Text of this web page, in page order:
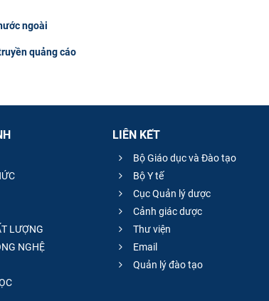
ngoài
quảng cáo
LƯỢNG
NGHỆ
LIÊN KẾT
Bộ Giáo dục và Đào tạo
Bộ Y tế
Cục Quản lý dược
Cảnh giác dược
Thư viện
Email
Quản lý đào tạo